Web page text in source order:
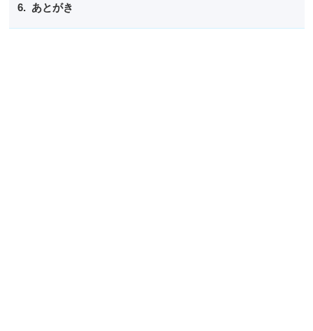
あとがき